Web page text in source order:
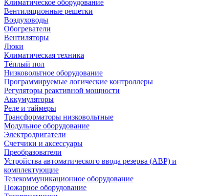
Климатическое оборудование
Вентиляционные решетки
Воздуховоды
Обогреватели
Вентиляторы
Люки
Климатическая техника
Тёплый пол
Низковольтное оборудование
Программируемые логические контроллеры
Регуляторы реактивной мощности
Аккумуляторы
Реле и таймеры
Трансформаторы низковольтные
Модульное оборудование
Электродвигатели
Счетчики и аксессуары
Преобразователи
Устройства автоматического ввода резерва (АВР) и
комплектующие
Телекоммуникационное оборудование
Пожарное оборудование